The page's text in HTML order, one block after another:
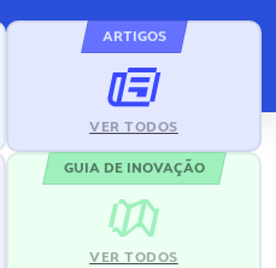
ARTIGOS
VER TODOS
GUIA DE INOVAÇÃO
VER TODOS